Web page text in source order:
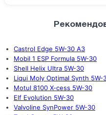
Castrol Edge 5W-30 A3
Mobil 1 ESP Formula 5W-30
Shell Helix Ultra 5W-30
Liqui Moly Optimal Synth 5W-
Motul 8100 X-cess 5W-30
Elf Evolution 5W-30
Valvoline SynPower 5W-30